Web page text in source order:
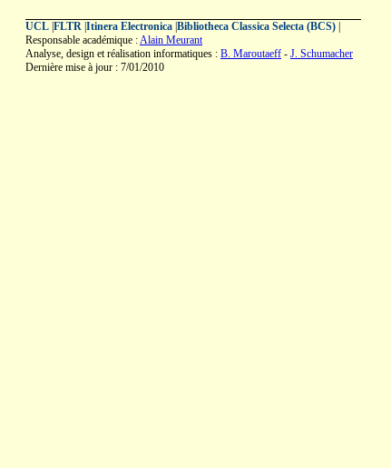
UCL FLTR Itinera Electronica Bibliotheca Classica Selecta (BCS)
Responsable académique :Alain Meurant
Analyse, design et réalisation informatiques : B. Maroutaeff - J. Schumacher
Dernière mise à jour : 7/01/2010